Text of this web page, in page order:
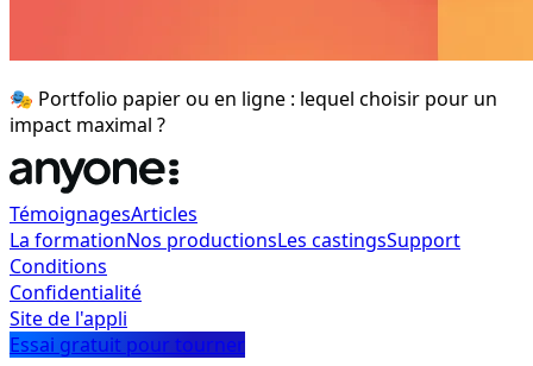
🎭 Portfolio papier ou en ligne : lequel choisir pour un
impact maximal ?
TémoignagesArticles
La formationNos productionsLes castingsSupport
Conditions
Confidentialité
Site de l'appli
Essai gratuit pour tourner